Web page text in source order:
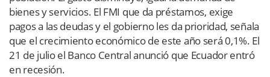
bienes y servicios. El FMI que da préstamos, exige
pagos a las deudas y el gobierno les da prioridad, señala
que el crecimiento económico de este año será 0,1%. El
21 de julio el Banco Central anunció que Ecuador entró
en recesión.